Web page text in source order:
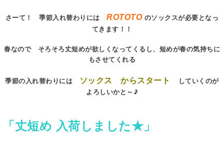
さーて！ 季節入れ替わりにはROTOTOのソックスが必要となっ
てきます！！
春なので そろそろ丈短めが欲しくなってくるし、短めが春の気持ちに
もさせてくれる
季節の入れ替わりには ソックス からスタート
していくのが
よろしいかと～♪
「丈短め 入荷しました★」